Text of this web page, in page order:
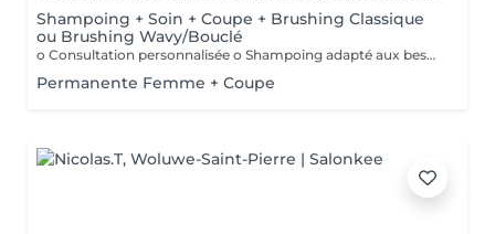
Shampoing + Soin + Coupe + Brushing Classique
ou Brushing Wavy/Bouclé
o Consultation personnalisée o Shampoing adapté aux besoins de votre chevelure o Soin adapté aux besoins de votre chevelure o Coupe & Brushing lisse ou bouclé (selon la prestation réservée) o Styling o Conseils pour la maison Comment choisir la longueur pour votre prestation ? Cheveux courts : au niveau des épaules Cheveux mi-longs : au-dessus des omoplates Cheveux longs : le reste Nous attirons votre attention sur le fait qu'une longueur mal choisie, fera automatiquement l'objet d'une modification en salon. Elle peut également avoir une influence sur le temps nécessaire afin d'effectuer votre prestation, d'où l'importance de choisir correctement. !!! ATTENTION SOIN OBLIGATOIRE POUR LES CHEVEUX LONGS !!!
Permanente Femme + Coupe